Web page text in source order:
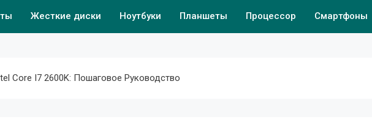
Жесткие диски Ноутбуки Планшеты Процессор Смартфоны
Core I7 2600K: Пошаговое Руководство